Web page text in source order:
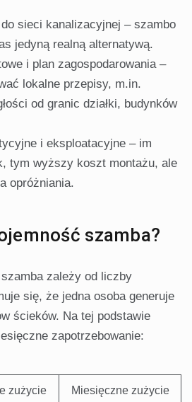
sieci kanalizacyjnej – szambo
jedyną realną alternatywą.
i plan zagospodarowania –
lokalne przepisy, m.in.
od granic działki, budynków
i eksploatacyjne – im
tym wyższy koszt montażu, ale
opróżniania.
szamba?
zależy od liczby
się, że jedna osoba generuje
ścieków. Na tej podstawie
zapotrzebowanie:
zużycie
Miesięczne zużycie